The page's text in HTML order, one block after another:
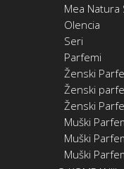
Mea Natura
Olencia
Seri
Parfemi
Ženski
Ženski
Ženski
Muški
Muški
Muški